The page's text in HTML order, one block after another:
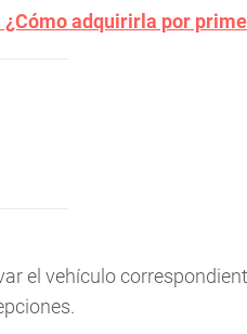
adquirirla por
el vehículo